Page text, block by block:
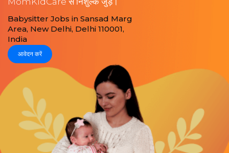
Babysitter Jobs in Sansad Marg
Area, New Delhi, Delhi 110001,
India
आवेदन करें